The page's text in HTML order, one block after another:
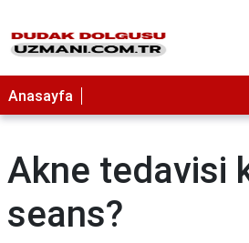
Anasayfa
Akne tedavisi
seans?